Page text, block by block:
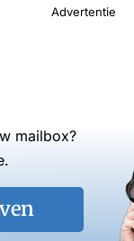
Advertentie
mailbox?